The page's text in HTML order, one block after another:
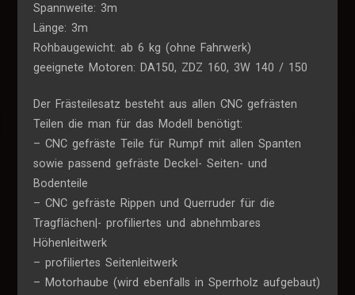
Spannweite: 3m
Länge: 3m
Rohbaugewicht: ab 6 kg (ohne Fahrwerk)
geeignete Motoren: DA150, ZDZ 160, 3W 140 / 150
Der Frästeilesatz besteht aus allen CNC gefrästen
Teilen die man für das Modell benötigt:
– CNC gefräste Teile für Rumpf mit allen Spanten
sowie passend gefräste Deckel- Seiten- und
Bodenteile
– CNC gefräste Rippen und Querruder für die
Tragflächen|- profiliertes und abnehmbares
Höhenleitwerk
– profiliertes Seitenleitwerk
– Motorhaube (wird ebenfalls in Sperrholz aufgebaut)